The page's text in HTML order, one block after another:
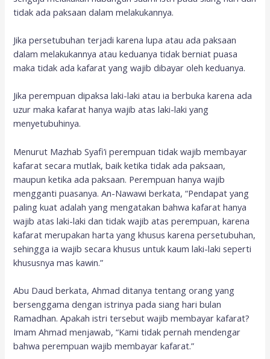
tidak ada paksaan dalam melakukannya.
Jika persetubuhan terjadi karena lupa atau ada paksaan
dalam melakukannya atau keduanya tidak berniat puasa
maka tidak ada kafarat yang wajib dibayar oleh keduanya.
Jika perempuan dipaksa laki-laki atau ia berbuka karena ada
uzur maka kafarat hanya wajib atas laki-laki yang
menyetubuhinya.
Menurut Mazhab Syafi’i perempuan tidak wajib membayar
kafarat secara mutlak, baik ketika tidak ada paksaan,
maupun ketika ada paksaan. Perempuan hanya wajib
mengganti puasanya. An-Nawawi berkata, “Pendapat yang
paling kuat adalah yang mengatakan bahwa kafarat hanya
wajib atas laki-laki dan tidak wajib atas perempuan, karena
kafarat merupakan harta yang khusus karena persetubuhan,
sehingga ia wajib secara khusus untuk kaum laki-laki seperti
khususnya mas kawin.”
Abu Daud berkata, Ahmad ditanya tentang orang yang
bersenggama dengan istrinya pada siang hari bulan
Ramadhan. Apakah istri tersebut wajib membayar kafarat?
Imam Ahmad menjawab, “Kami tidak pernah mendengar
bahwa perempuan wajib membayar kafarat.”